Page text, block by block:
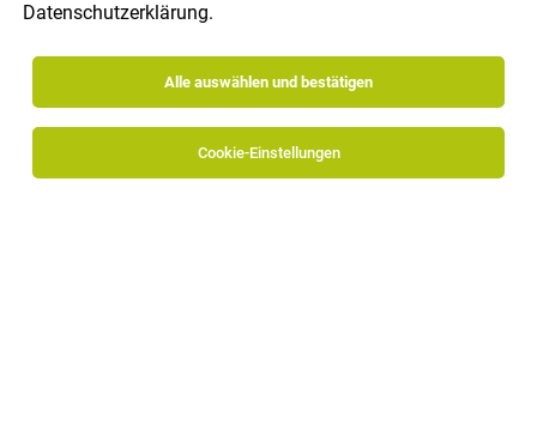
Datenschutzerklärung.
Alle auswählen und bestätigen
Cookie-Einstellungen